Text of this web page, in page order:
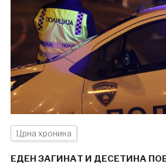
Црна хроника
ЕДЕН ЗАГИНАТ И ДЕСЕТИНА